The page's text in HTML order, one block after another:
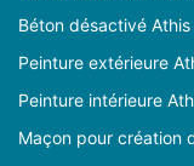
Béton désactivé
Peinture extérieure
Peinture intérieure
Maçon pour création